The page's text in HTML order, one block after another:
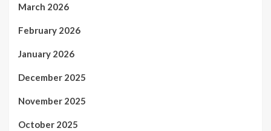
March 2026
February 2026
January 2026
December 2025
November 2025
October 2025